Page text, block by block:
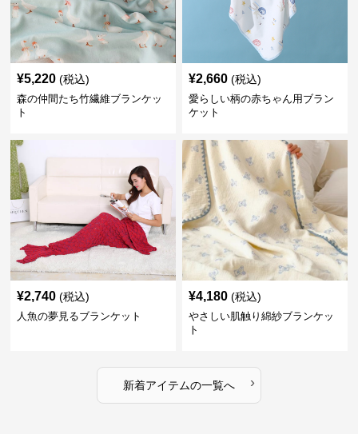
¥5,220 (税込)
森の仲間たち竹繊維ブランケッ
ト
¥2,660 (税込)
愛らしい柄の赤ちゃん用ブラン
ケット
¥2,740 (税込)
人魚の夢見るブランケット
¥4,180 (税込)
やさしい肌触り綿紗ブランケッ
ト
新着アイテムの一覧へ ›